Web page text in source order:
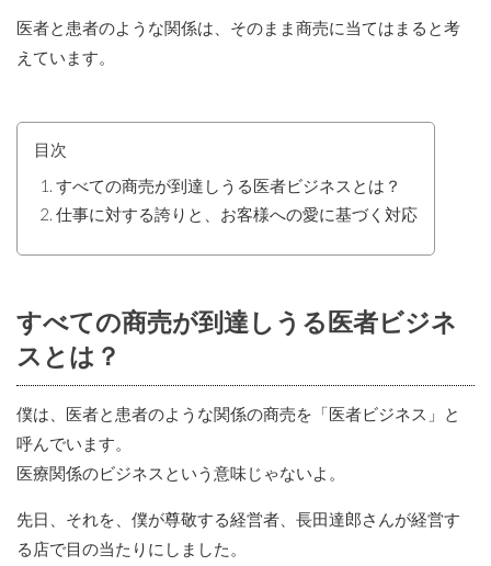
医者と患者のような関係は、そのまま商売に当てはまると考
えています。
目次
すべての商売が到達しうる医者ビジネスとは？
仕事に対する誇りと、お客様への愛に基づく対応
すべての商売が到達しうる医者ビジネ
スとは？
僕は、医者と患者のような関係の商売を「医者ビジネス」と
呼んでいます。
医療関係のビジネスという意味じゃないよ。
先日、それを、僕が尊敬する経営者、長田達郎さんが経営す
る店で目の当たりにしました。